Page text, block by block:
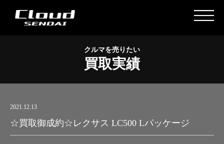
クルマを売りたい
買取実績
2021.12.13
☆買取御成約☆レクサス LC500 Lパッケージ